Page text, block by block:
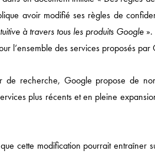
avoir modifié ses règles de
à travers tous les produits Google
l’ensemble des services proposés par
de recherche, Google propose de
plus récents et en pleine
cette modification pourrait entraîner